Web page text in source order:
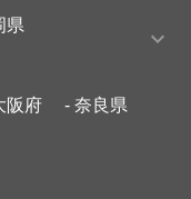
県
阪府
- 奈良県